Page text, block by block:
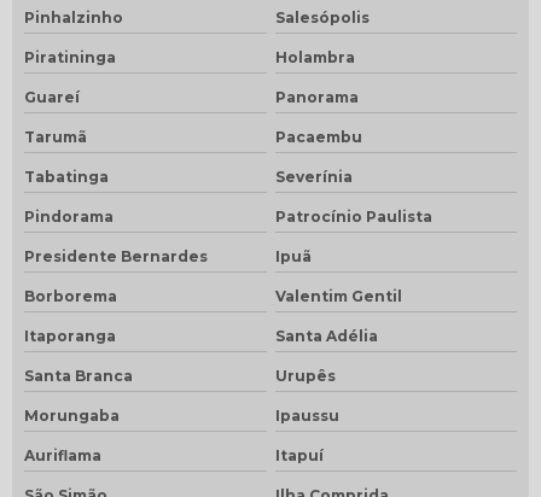
Pinhalzinho Salesópolis
Piratininga Holambra
Guareí Panorama
Tarumã Pacaembu
Tabatinga Severínia
Pindorama Patrocínio Paulista
Presidente Bernardes Ipuã
Borborema Valentim Gentil
Itaporanga Santa Adélia
Santa Branca Urupês
Morungaba Ipaussu
Auriflama Itapuí